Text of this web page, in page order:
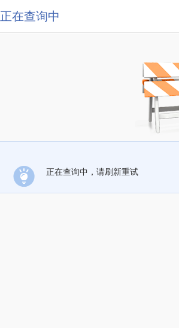
正在查询中
正在查询中，请刷新重试